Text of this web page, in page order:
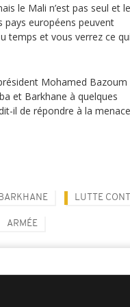
le Mali n’est pas seul et le
pays européens peuvent
temps et vous verrez ce qui
Mohamed Bazoum
et Barkhane à quelques
il de répondre à la menace
LUTTE
ARMÉE